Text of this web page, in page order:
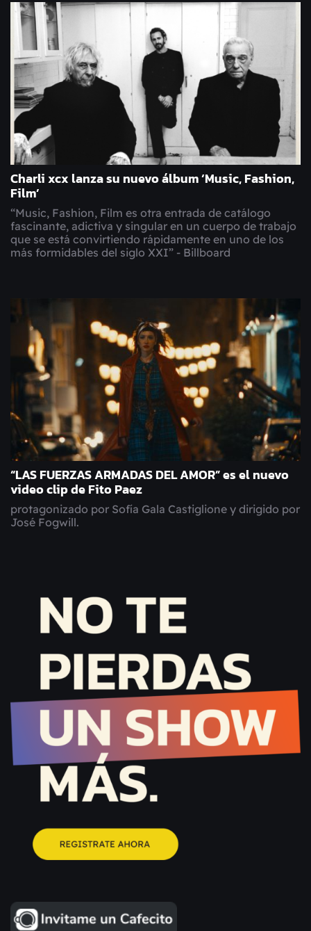
Charli xcx lanza su nuevo álbum ‘Music, Fashion,
Film’
“Music, Fashion, Film es otra entrada de catálogo
fascinante, adictiva y singular en un cuerpo de trabajo
que se está convirtiendo rápidamente en uno de los
más formidables del siglo XXI” - Billboard
“LAS FUERZAS ARMADAS DEL AMOR” es el nuevo
video clip de Fito Paez
protagonizado por Sofía Gala Castiglione y dirigido por
José Fogwill.